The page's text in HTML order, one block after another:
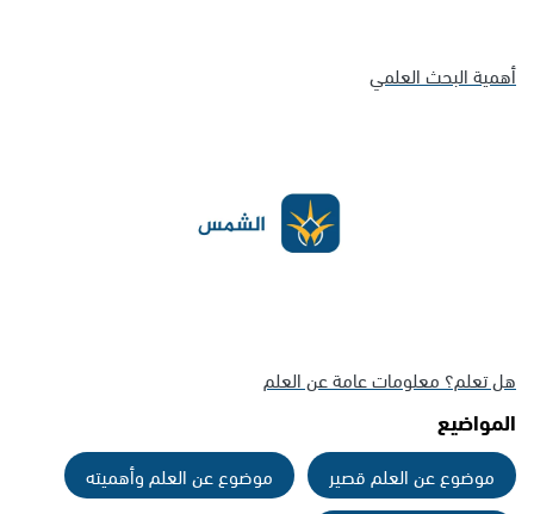
أهمية البحث العلمي
هل تعلم؟ معلومات عامة عن العلم
المواضيع
موضوع عن العلم قصير
موضوع عن العلم وأهميته